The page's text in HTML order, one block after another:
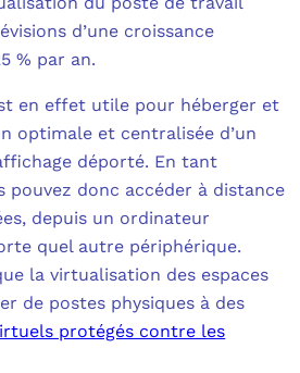
d’une croissance
% par an.
en effet utile pour héberger et
optimale et centralisée d’un
déporté. En tant
pouvez donc accéder à distance
depuis un ordinateur
quel autre périphérique.
la virtualisation des espaces
de postes physiques à des
protégés contre les